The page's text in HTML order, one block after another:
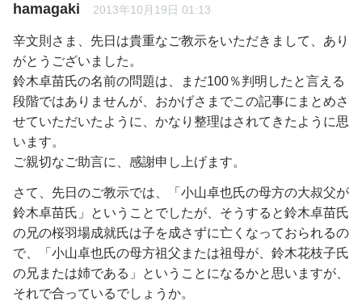
hamagaki 2013年10月19日 01:13
辛文則さま、先日は貴重なご教示をいただきまして、あり
がとうございました。
鈴木卓苗氏の名前の問題は、まだ100％判明したと言える
段階ではありませんが、おかげさまでこの記事にまとめさ
せていただいたように、かなり整理はされてきたように思
います。
ご親切なご助言に、感謝申し上げます。
さて、先日のご教示では、「小山卓也氏の母方の大叔父が
鈴木卓苗氏」ということでしたが、そうすると鈴木卓苗氏
の兄の桜羽場成就氏は子を成さずに亡くなっておられるの
で、「小山卓也氏の母方祖父または祖母が、鈴木花枝子氏
の兄または姉である」ということになるかと思いますが、
それで合っているでしょうか。